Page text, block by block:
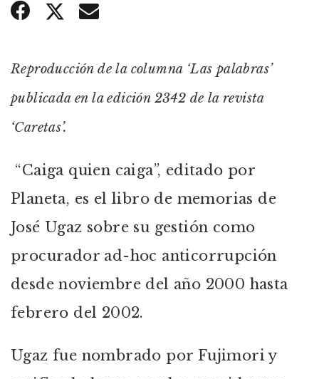
Reproducción de la columna ‘Las palabras’
publicada en la edición 2342 de la revista
‘Caretas’.
“Caiga quien caiga”, editado por
Planeta, es el libro de memorias de
José Ugaz sobre su gestión como
procurador ad-hoc anticorrupción
desde noviembre del año 2000 hasta
febrero del 2002.
Ugaz fue nombrado por Fujimori y